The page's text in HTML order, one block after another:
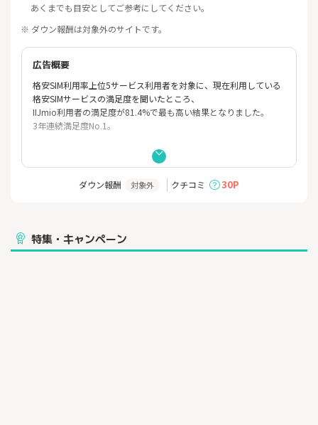
あくまでも目安としてご参考にしてください。
※ ダウン報酬は対象外のサイトです。
広告概要
格安SIM利用率上位5サービス利用者を対象に、現在利用している
格安SIMサービスの満足度を聞いたところ、
IIJmio利用者の満足度が81.4%で最も高い結果となりました。
3年連続満足度No.1。
◆ファミリーシェアプランは家族でも複数台持ちにも(SIMカード
は最大10枚まで)
◆データ量の翌月繰り越し
◆SIMフリースマホも取り扱い中
ダウン報酬 対象外 クチコミ 30P
特集・キャンペーン